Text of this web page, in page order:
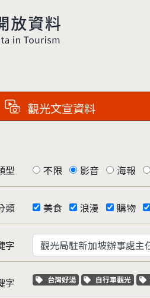
觀光文宣資料
型 不限 影音 海報
類 美食 浪漫 購物
字
字 關鍵字標籤
台灣好湯 關鍵字標籤
自行車觀光